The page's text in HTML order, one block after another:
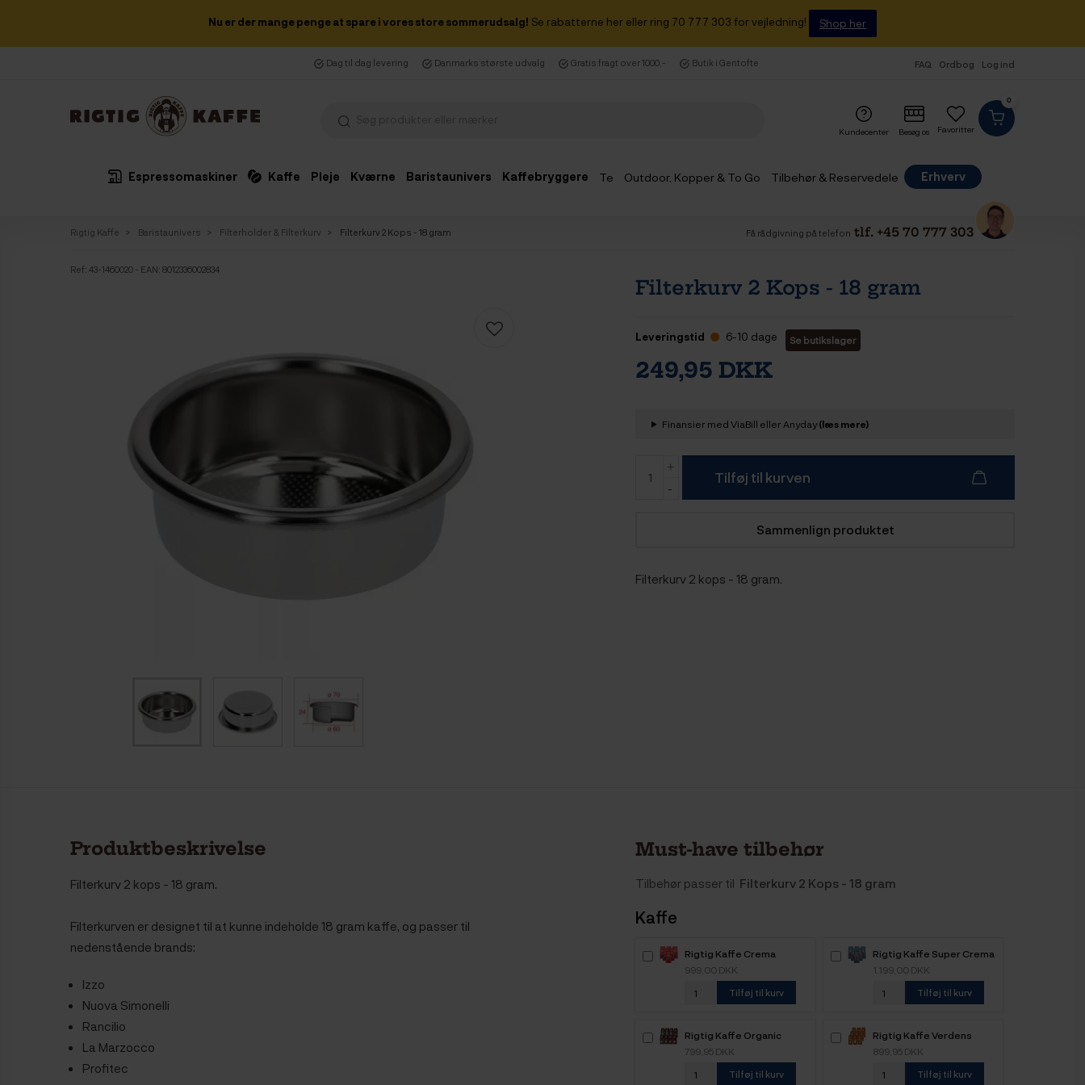
Nu er der mange penge at spare i vores store sommerudsalg! Se rabatterne her eller ring 70 777 303 for vejledning! Shop her
Dag til dag levering Danmarks største udvalg Gratis fragt over 1000,- Butik i Gentofte FAQ Ordbog Log ind
0
Favoritter
Kundecenter Besøg os
Espressomaskiner Kaffe Pleje Kværne Baristaunivers Kaffebryggere Te Outdoor, Kopper & To Go Tilbehør & Reservedele
Erhverv
Rigtig Kaffe Baristaunivers Filterholder & Filterkurv Filterkurv 2 Kops - 18 gram Få rådgivning på telefon tlf. +45 70 777 303
Ref: 43-1460020 - EAN: 8012336002834
Filterkurv 2 Kops - 18 gram
Leveringstid 6-10 dage Se butikslager
249,95 DKK
Finansier med ViaBill eller Anyday(læs mere)
Tilføj til kurven
Sammenlign produktet
Filterkurv 2 kops - 18 gram.
Produktbeskrivelse
Filterkurv 2 kops - 18 gram.
Filterkurven er designet til at kunne indeholde 18 gram kaffe, og passer til
nedenstående brands:
Izzo
Nuova Simonelli
Rancilio
La Marzocco
Profitec
Must-have tilbehør
Tilbehør passer til Filterkurv 2 Kops - 18 gram
Kaffe
Rigtig Kaffe Crema
Intenso 6kg Hele
kaffebønner
999,00 DKK
Tilføj til kurv
Rigtig Kaffe Super Crema
6kg Hele kaffebønner
1.199,00 DKK
Tilføj til kurv
Rigtig Kaffe Organic
Mixpakke 4 Varianter
799,95 DKK
Tilføj til kurv
Rigtig Kaffe Verdens
Kaffe - 9x400g
899,95 DKK
Tilføj til kurv